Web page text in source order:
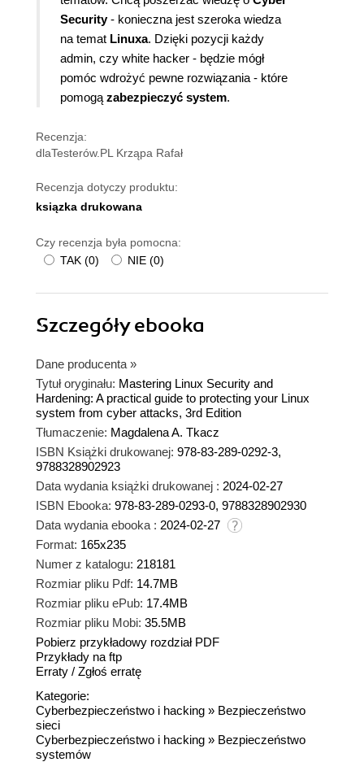
Security- konieczna jest szeroka wiedza
na temat Linuxa. Dzięki pozycji każdy
admin, czy white hacker - będzie mógł
pomóc wdrożyć pewne rozwiązania - które
pomogą zabezpieczyć system.
Recenzja:
dlaTesterów.PL Krząpa Rafał
Recenzja dotyczy produktu:
ksiązka drukowana
Czy recenzja była pomocna:
TAK (0) NIE (0)
Szczegółyebooka
Dane producenta »
Tytuł oryginału: Mastering Linux Security and
Hardening: A practical guide to protecting your Linux
system from cyber attacks, 3rd Edition
Tłumaczenie: Magdalena A. Tkacz
ISBN Książki drukowanej: 978-83-289-0292-3,
9788328902923
Data wydania książki drukowanej : 2024-02-27
ISBN Ebooka: 978-83-289-0293-0, 9788328902930
Data wydania ebooka : 2024-02-27
Format: 165x235
Numer z katalogu: 218181
Rozmiar pliku Pdf: 14.7MB
Rozmiar pliku ePub: 17.4MB
Rozmiar pliku Mobi: 35.5MB
Pobierz przykładowy rozdział PDF
Przykłady na ftp
Erraty / Zgłoś erratę
Kategorie:
Cyberbezpieczeństwo i hacking » Bezpieczeństwo
sieci
Cyberbezpieczeństwo i hacking » Bezpieczeństwo
systemów